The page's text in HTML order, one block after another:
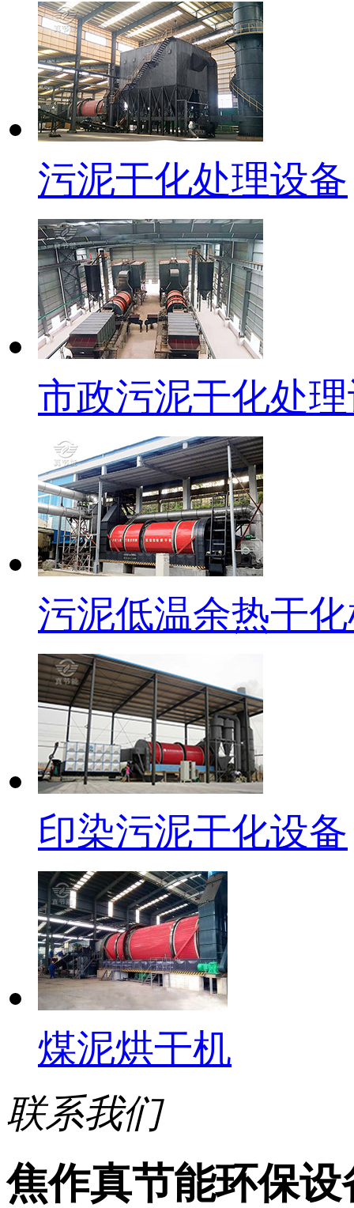
污泥干化处理设备
市政污泥干化处
污泥低温余热干
印染污泥干化设备
煤泥烘干机
联系我们
焦作真节能环保